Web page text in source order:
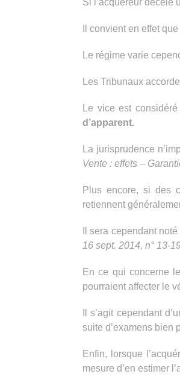
Il convient en effet
Le régime varie
Les Tribunaux
Le vice est
d’apparent.
La jurisprudence
Vente : effets –
Plus encore, si des
retiennent
Il sera cependant
16 sept. 2014, n° 13-
En ce qui concerne
pourraient affecter le
Il s’agit cependant
suite d’examens bien
Enfin, lorsque
mesure d’en estimer